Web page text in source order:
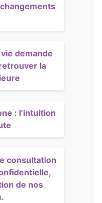
demande
la
: l’intuition
consultation
de nos